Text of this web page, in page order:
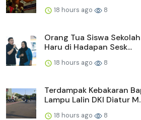
18 hours ago 8
Orang Tua Siswa
Haru di Hadapan Sesk...
18 hours ago 8
Terdampak Kebakaran
Lampu Lalin DKI Diatur
18 hours ago 8